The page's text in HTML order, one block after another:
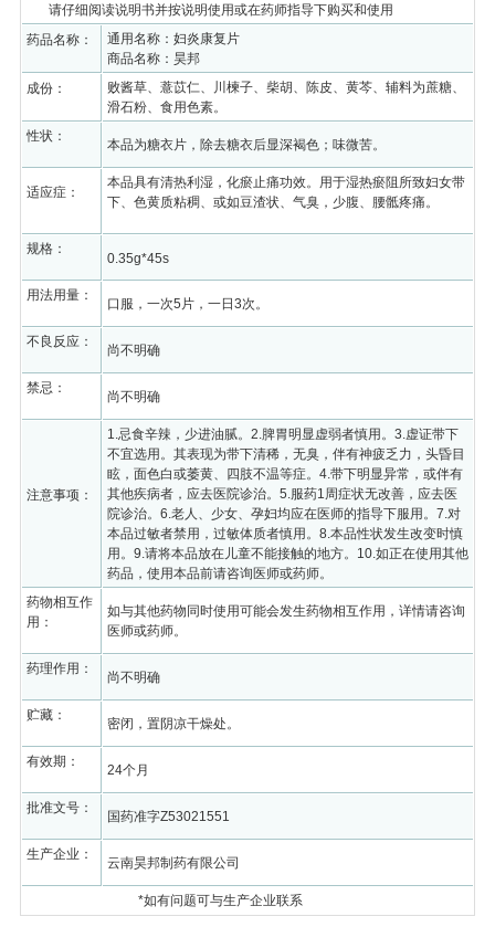
请仔细阅读说明书并按说明使用或在药师指导下购买和使用
药品名称：
通用名称：妇炎康复片
商品名称：昊邦
成份：
败酱草、薏苡仁、川楝子、柴胡、陈皮、黄芩、辅料为蔗糖、
滑石粉、食用色素。
性状：
本品为糖衣片，除去糖衣后显深褐色；味微苦。
适应症：
本品具有清热利湿，化瘀止痛功效。用于湿热瘀阻所致妇女带
下、色黄质粘稠、或如豆渣状、气臭，少腹、腰骶疼痛。
规格：
0.35g*45s
用法用量：
口服，一次5片，一日3次。
不良反应：
尚不明确
禁忌：
尚不明确
注意事项：
1.忌食辛辣，少进油腻。2.脾胃明显虚弱者慎用。3.虚证带下
不宜选用。其表现为带下清稀，无臭，伴有神疲乏力，头昏目
眩，面色白或萎黄、四肢不温等症。4.带下明显异常，或伴有
其他疾病者，应去医院诊治。5.服药1周症状无改善，应去医
院诊治。6.老人、少女、孕妇均应在医师的指导下服用。7.对
本品过敏者禁用，过敏体质者慎用。8.本品性状发生改变时慎
用。9.请将本品放在儿童不能接触的地方。10.如正在使用其他
药品，使用本品前请咨询医师或药师。
药物相互作
用：
如与其他药物同时使用可能会发生药物相互作用，详情请咨询
医师或药师。
药理作用：
尚不明确
贮藏：
密闭，置阴凉干燥处。
有效期：
24个月
批准文号：
国药准字Z53021551
生产企业：
云南昊邦制药有限公司
*如有问题可与生产企业联系